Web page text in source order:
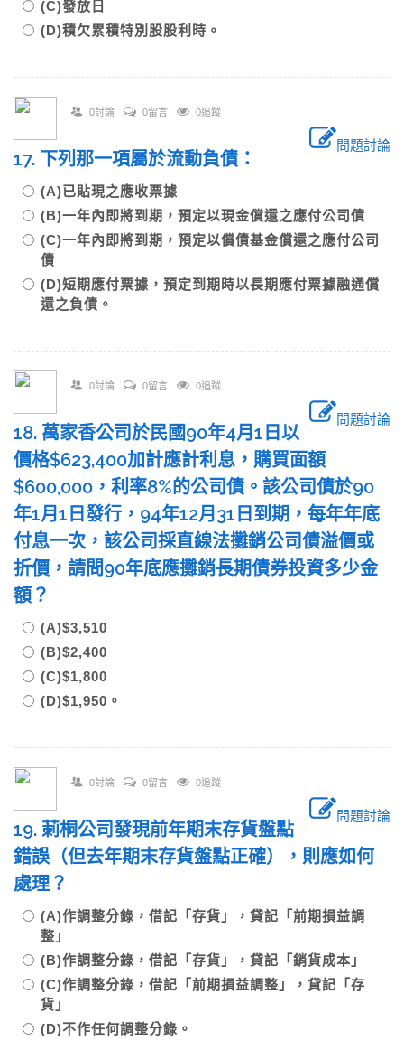
(C)發放日
(D)積欠累積特別股股利時。
0討論 0留言 0追蹤
問題討論
17. 下列那一項屬於流動負債：
(A)已貼現之應收票據
(B)一年內即將到期，預定以現金償還之應付公司債
(C)一年內即將到期，預定以償債基金償還之應付公司
債
(D)短期應付票據，預定到期時以長期應付票據融通償
還之負債。
0討論 0留言 0追蹤
問題討論
18. 萬家香公司於民國90年4月1日以
價格$623,400加計應計利息，購買面額
$600,000，利率8%的公司債。該公司債於90
年1月1日發行，94年12月31日到期，每年年底
付息一次，該公司採直線法攤銷公司債溢價或
折價，請問90年底應攤銷長期債券投資多少金
額？
(A)$3,510
(B)$2,400
(C)$1,800
(D)$1,950。
0討論 0留言 0追蹤
問題討論
19. 莿桐公司發現前年期末存貨盤點
錯誤（但去年期末存貨盤點正確），則應如何
處理？
(A)作調整分錄，借記「存貨」，貸記「前期損益調
整」
(B)作調整分錄，借記「存貨」，貸記「銷貨成本」
(C)作調整分錄，借記「前期損益調整」，貸記「存
貨」
(D)不作任何調整分錄。